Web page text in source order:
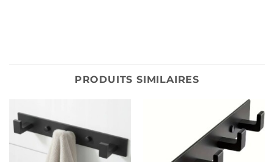
PRODUITS SIMILAIRES